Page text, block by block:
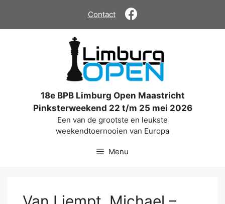
de
Contact
18e BPB Limburg Open Maastricht
Pinksterweekend 22 t/m 25 mei 2026
Een van de grootste en leukste
weekendtoernooien van Europa
Menu